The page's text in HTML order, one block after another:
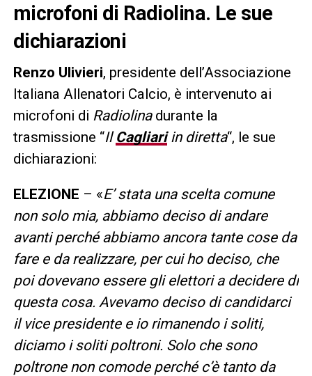
microfoni di Radiolina. Le sue
dichiarazioni
Renzo Ulivieri, presidente dell’Associazione
Italiana Allenatori Calcio, è intervenuto ai
microfoni di Radiolinadurante la
trasmissione “IlCagliariin diretta“, le sue
dichiarazioni:
ELEZIONE – «E’ stata una scelta comune
non solo mia, abbiamo deciso di andare
avanti perché abbiamo ancora tante cose da
fare e da realizzare, per cui ho deciso, che
poi dovevano essere gli elettori a decidere di
questa cosa. Avevamo deciso di candidarci
il vice presidente e io rimanendo i soliti,
diciamo i soliti poltroni. Solo che sono
poltrone non comode perché c’è tanto da